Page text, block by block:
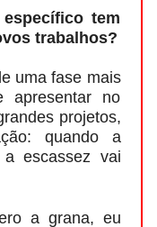
tem
trabalhos?
uma fase mais
apresentar no
projetos,
quando a
escassez vai
a grana, eu